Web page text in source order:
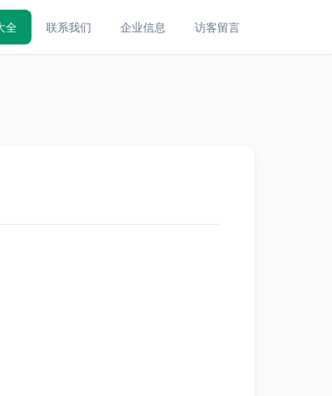
全 联系我们 企业信息 访客留言